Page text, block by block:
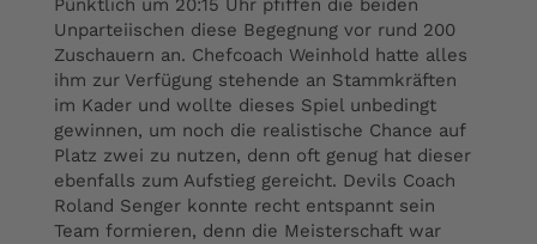
Pünktlich um 20:15 Uhr pfiffen die beiden
Unparteiischen diese Begegnung vor rund 200
Zuschauern an. Chefcoach Weinhold hatte alles
ihm zur Verfügung stehende an Stammkräften
im Kader und wollte dieses Spiel unbedingt
gewinnen, um noch die realistische Chance auf
Platz zwei zu nutzen, denn oft genug hat dieser
ebenfalls zum Aufstieg gereicht. Devils Coach
Roland Senger konnte recht entspannt sein
Team formieren, denn die Meisterschaft war